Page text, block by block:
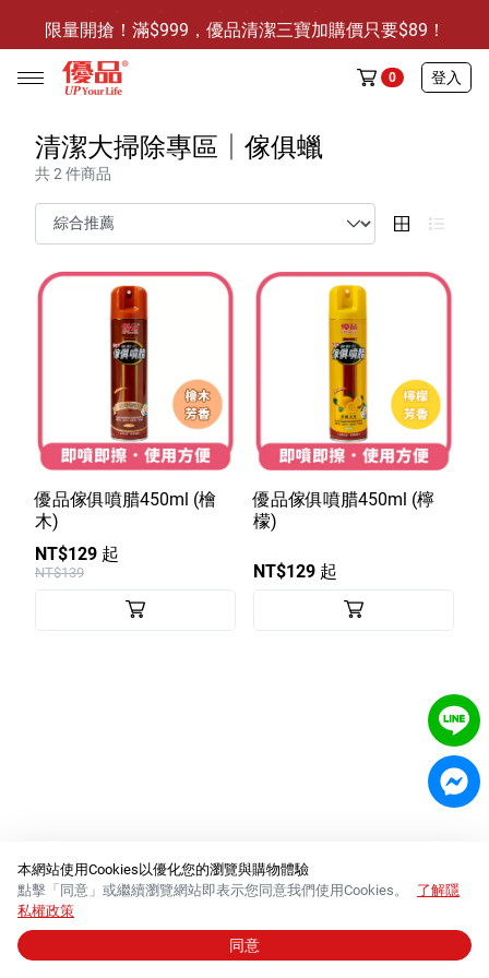
限量開搶！滿$999，優品清潔三寶加購價只要$89！
防霉清潔好幫手-任3件贈保濕抗菌洗手乳
限量開搶！滿$999，優品清潔三寶加購價只要$89！
0 登入
任選活動
防霉清潔好幫手(任3件，贈抗菌保濕洗手乳)
室內外除蟲專區
媽媽廚房專區
浴室清潔專區
會員權益
會員中心
清潔大掃除專區│傢俱蠟
共 2 件商品
優品傢俱噴腊450ml (檜
木)
NT$129 起
NT$139
優品傢俱噴腊450ml (檸
檬)
NT$129 起
本網站使用Cookies以優化您的瀏覽與購物體驗
點擊「同意」或繼續瀏覽網站即表示您同意我們使用Cookies。
了解隱
私權政策
同意
© 2026 必群股份有限公司 │ 統一編號 84288554